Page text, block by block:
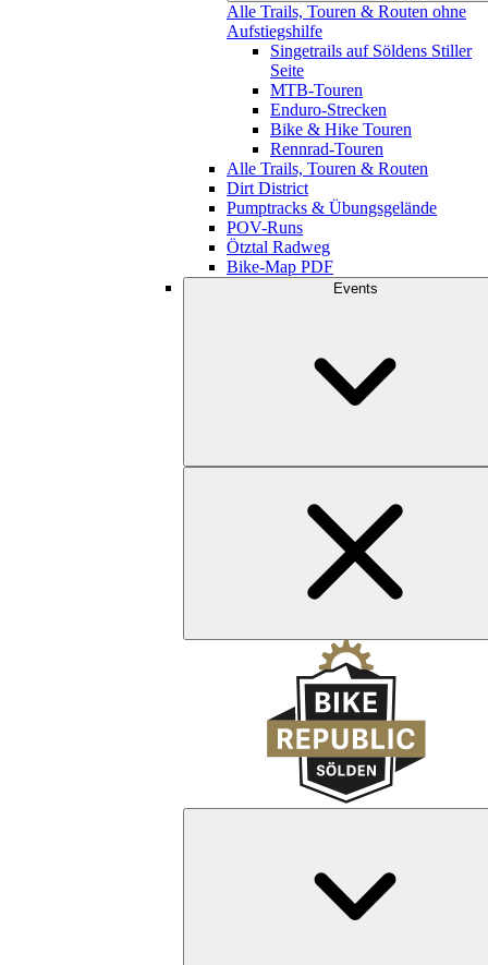
Alle Trails, Touren & Routen ohne
Aufstiegshilfe
Singetrails auf Söldens Stiller
Seite
MTB-Touren
Enduro-Strecken
Bike & Hike Touren
Rennrad-Touren
Alle Trails, Touren & Routen
Dirt District
Pumptracks & Übungsgelände
POV-Runs
Ötztal Radweg
Bike-Map PDF
Events